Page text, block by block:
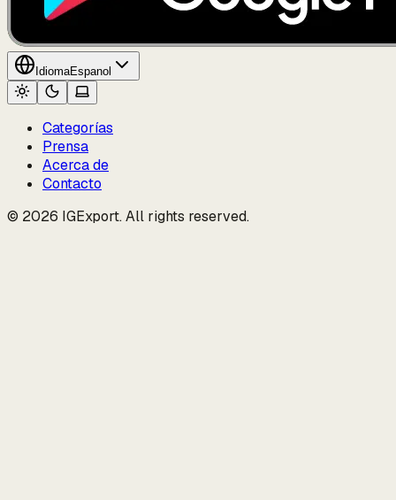
IdiomaEspanol
Categorías
Prensa
Acerca de
Contacto
© 2026 IGExport. All rights reserved.